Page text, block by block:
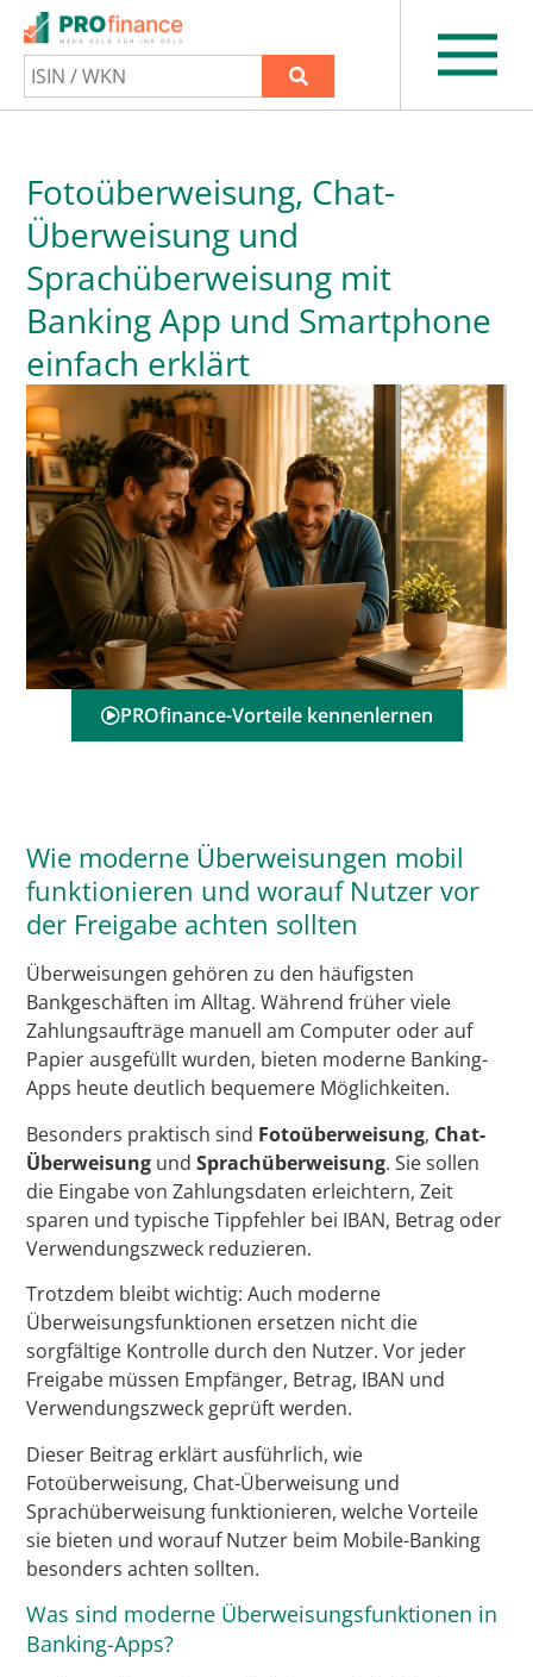
Fotoüberweisung, Chat-
Überweisung und
Sprachüberweisung mit
Banking App und Smartphone
einfach erklärt
PROfinance-Vorteile kennenlernen
Wie moderne Überweisungen mobil
funktionieren und worauf Nutzer vor
der Freigabe achten sollten
Überweisungen gehören zu den häufigsten
Bankgeschäften im Alltag. Während früher viele
Zahlungsaufträge manuell am Computer oder auf
Papier ausgefüllt wurden, bieten moderne Banking-
Apps heute deutlich bequemere Möglichkeiten.
Besonders praktisch sind Fotoüberweisung, Chat-
Überweisung undSprachüberweisung. Sie sollen
die Eingabe von Zahlungsdaten erleichtern, Zeit
sparen und typische Tippfehler bei IBAN, Betrag oder
Verwendungszweck reduzieren.
Trotzdem bleibt wichtig: Auch moderne
Überweisungsfunktionen ersetzen nicht die
sorgfältige Kontrolle durch den Nutzer. Vor jeder
Freigabe müssen Empfänger, Betrag, IBAN und
Verwendungszweck geprüft werden.
Dieser Beitrag erklärt ausführlich, wie
Fotoüberweisung, Chat-Überweisung und
Sprachüberweisung funktionieren, welche Vorteile
sie bieten und worauf Nutzer beim Mobile-Banking
besonders achten sollten.
Was sind moderne Überweisungsfunktionen in
Banking-Apps?